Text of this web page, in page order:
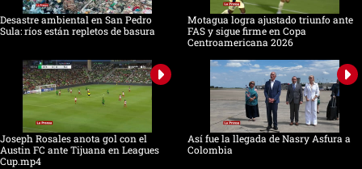
Desastre ambiental en San Pedro
Sula: ríos están repletos de basura
Motagua logra ajustado triunfo ante
FAS y sigue firme en Copa
Centroamericana 2026
Joseph Rosales anota gol con el
Austin FC ante Tijuana en Leagues
Cup.mp4
Así fue la llegada de Nasry Asfura a
Colombia